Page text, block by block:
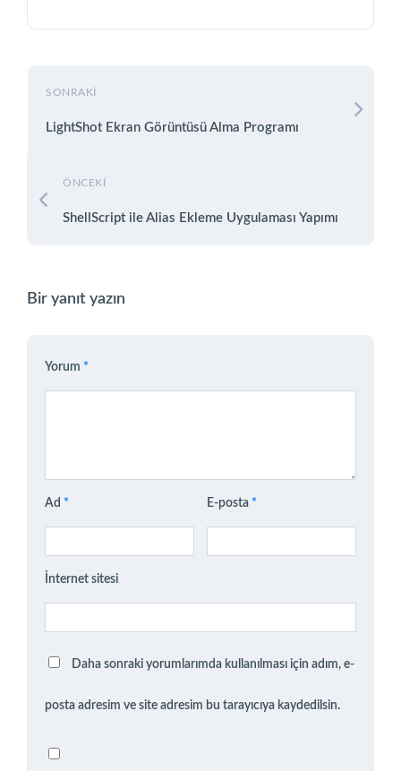
SONRAKI
LightShot Ekran Görüntüsü Alma Programı
ÖNCEKI
ShellScript ile Alias Ekleme Uygulaması Yapımı
Bir yanıt yazın
Yorum *
Ad * E-posta *
İnternet sitesi
Daha sonraki yorumlarımda kullanılması için adım, e-
posta adresim ve site adresim bu tarayıcıya kaydedilsin.